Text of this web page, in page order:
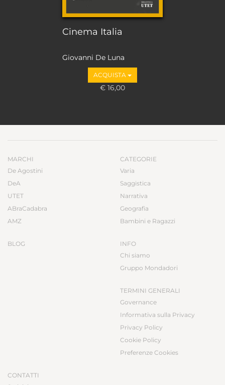
Cinema Italia
Giovanni De Luna
ACQUISTA
€ 16,00
MARCHI
De Agostini
DeA
UTET
ABraCadabra
AMZ
BLOG
CATEGORIE
Varia
Saggistica
Narrativa
Geografia
Bambini e Ragazzi
INFO
Chi siamo
Gruppo Mondadori
TERMINI GENERALI
Governance
Informativa sulla Privacy
Privacy Policy
Cookie Policy
Preferenze Cookies
CONTATTI